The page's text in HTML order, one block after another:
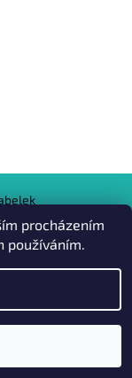
vyhrazena
procházením
používáním.